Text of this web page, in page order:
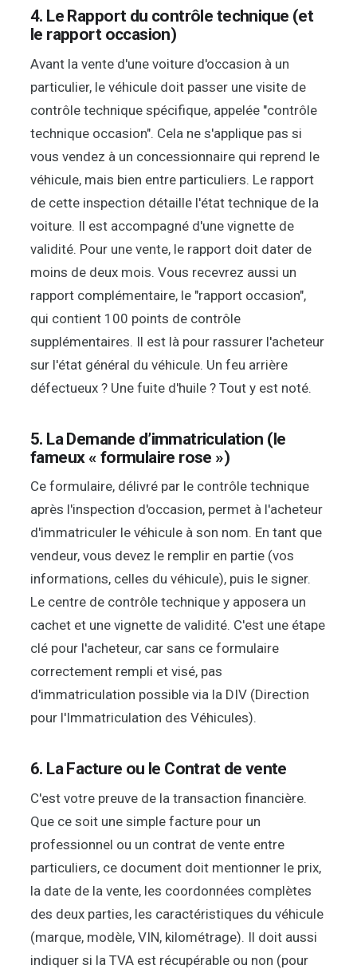
4. Le Rapport du contrôle technique (et
le rapport occasion)
Avant la vente d'une voiture d'occasion à un
particulier, le véhicule doit passer une visite de
contrôle technique spécifique, appelée "contrôle
technique occasion". Cela ne s'applique pas si
vous vendez à un concessionnaire qui reprend le
véhicule, mais bien entre particuliers. Le rapport
de cette inspection détaille l'état technique de la
voiture. Il est accompagné d'une vignette de
validité. Pour une vente, le rapport doit dater de
moins de deux mois. Vous recevrez aussi un
rapport complémentaire, le "rapport occasion",
qui contient 100 points de contrôle
supplémentaires. Il est là pour rassurer l'acheteur
sur l'état général du véhicule. Un feu arrière
défectueux ? Une fuite d'huile ? Tout y est noté.
5. La Demande d’immatriculation (le
fameux « formulaire rose »)
Ce formulaire, délivré par le contrôle technique
après l'inspection d'occasion, permet à l'acheteur
d'immatriculer le véhicule à son nom. En tant que
vendeur, vous devez le remplir en partie (vos
informations, celles du véhicule), puis le signer.
Le centre de contrôle technique y apposera un
cachet et une vignette de validité. C'est une étape
clé pour l'acheteur, car sans ce formulaire
correctement rempli et visé, pas
d'immatriculation possible via la DIV (Direction
pour l'Immatriculation des Véhicules).
6. La Facture ou le Contrat de vente
C'est votre preuve de la transaction financière.
Que ce soit une simple facture pour un
professionnel ou un contrat de vente entre
particuliers, ce document doit mentionner le prix,
la date de la vente, les coordonnées complètes
des deux parties, les caractéristiques du véhicule
(marque, modèle, VIN, kilométrage). Il doit aussi
indiquer si la TVA est récupérable ou non (pour